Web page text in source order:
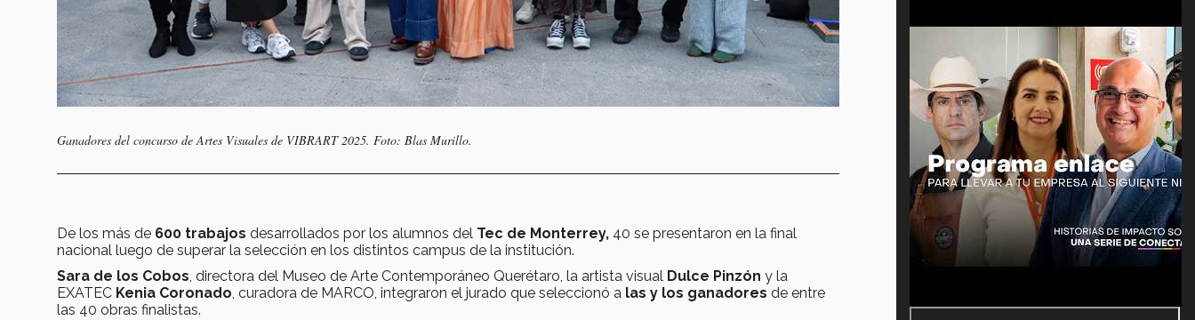
Ganadores del concurso de Artes Visuales de VIBRART 2025. Foto: Blas Murillo.
De los más de 600 trabajos desarrollados por los alumnos del Tec de Monterrey, 40 se presentaron en la final
nacional luego de superar la selección en los distintos campus de la institución.
Sara de los Cobos, directora del Museo de Arte Contemporáneo Querétaro, la artista visual Dulce Pinzón y la
EXATEC Kenia Coronado, curadora de MARCO, integraron el jurado que seleccionó a las y los ganadores de entre
las 40 obras finalistas.